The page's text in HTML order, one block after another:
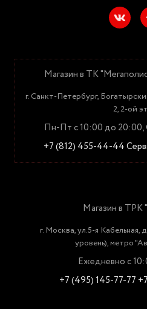
Магазин в ТК
г. Санкт-Петербург,
2, 2-ой
Пн-Пт с 10:00 до
+7 (812) 455-44-44
Магазин в
г. Москва, ул.5-я
уровень), метро
Ежедневно с
+7 (495) 145-77-77